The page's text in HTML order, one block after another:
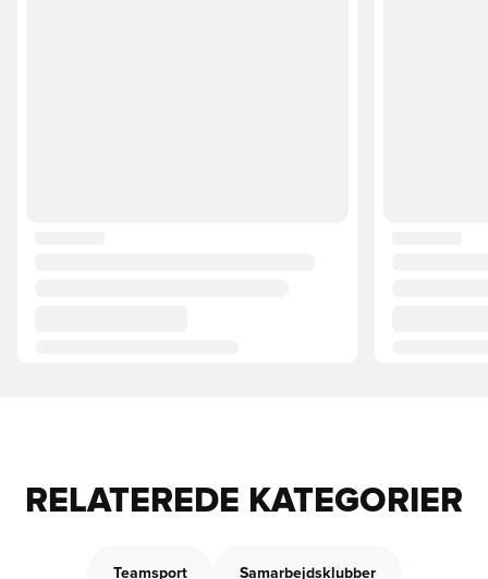
RELATEREDE KATEGORIER
Teamsport Samarbejdsklubber